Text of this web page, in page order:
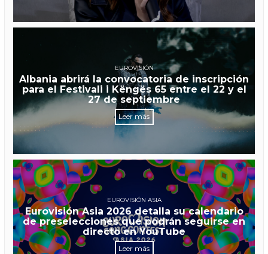
EUROVISIÓN
Albania abrirá la convocatoria de inscripción
para el Festivali i Këngës 65 entre el 22 y el
27 de septiembre
Leer más
EUROVISIÓN ASIA
Eurovisión Asia 2026 detalla su calendario
de preselecciones que podrán seguirse en
directo en YouTube
Leer más